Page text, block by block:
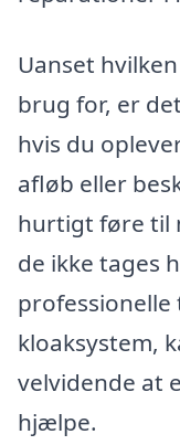
Uanset
brug for, er
hvis du
afløb eller
hurtigt føre til
de ikke tages
kloaksystem,
velvidende at
hjælpe.